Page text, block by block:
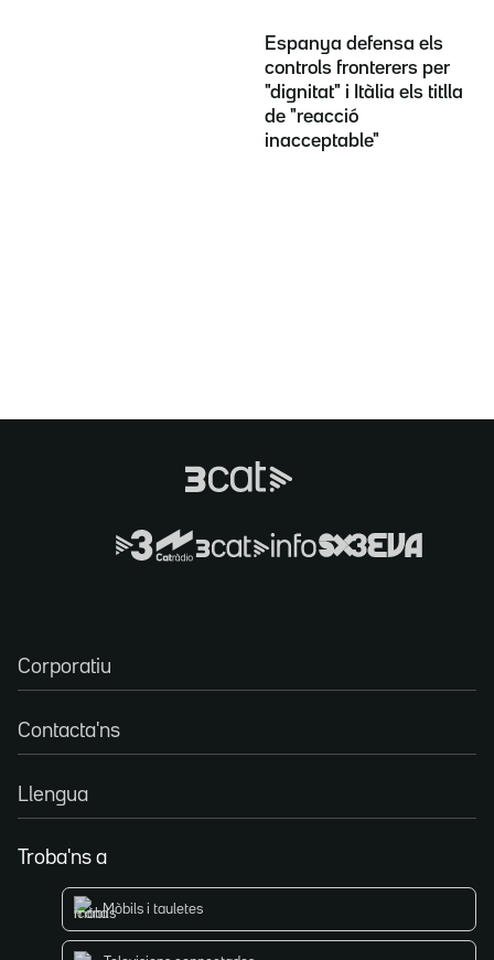
Espanya defensa els
controls fronterers per
"dignitat" i Itàlia els titlla
de "reacció
inacceptable"
Corporatiu
Contacta'ns
Llengua
Troba'ns a
Mòbils i tauletes